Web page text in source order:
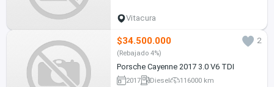
Vitacura
$34.500.000 2
(Rebajado 4%)
Porsche Cayenne 2017 3.0 V6 TDI
2017 Diesel 116000 km